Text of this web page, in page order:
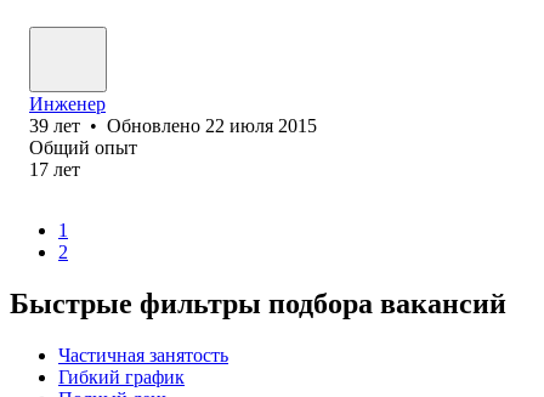
Инженер
39 лет • Обновлено 22 июля 2015
Общий опыт
17 лет
1
2
Быстрые фильтры подбора вакансий
Частичная занятость
Гибкий график